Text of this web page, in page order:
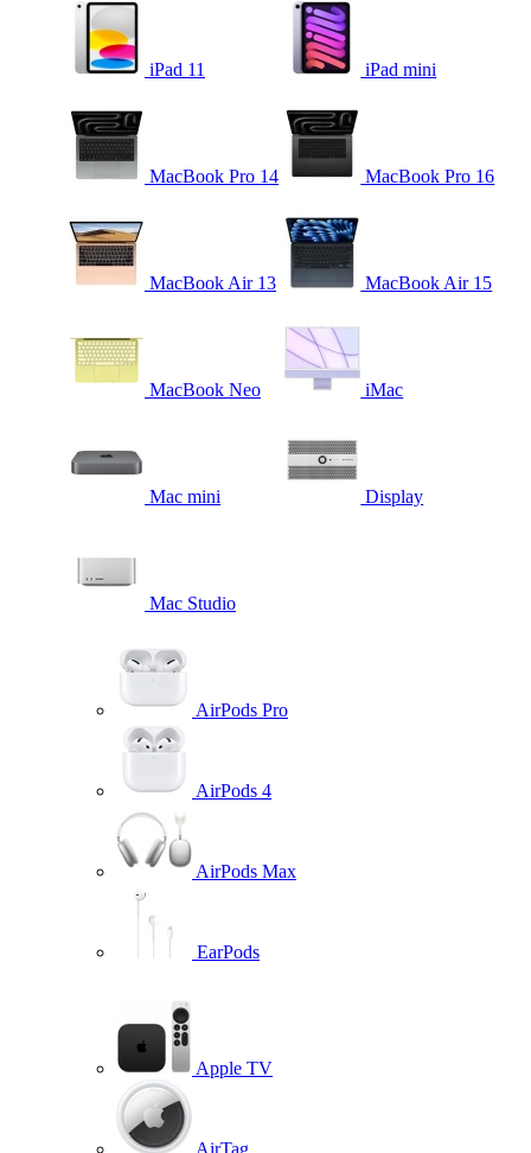
iPad 11 iPad mini
MacBook Pro 14 MacBook Pro 16
MacBook Air 13 MacBook Air 15
MacBook Neo iMac
Mac mini Display
Mac Studio
AirPods Pro
AirPods 4
AirPods Max
EarPods
Apple TV